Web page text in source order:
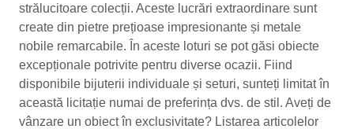
strălucitoare colecții. Aceste lucrări extraordinare sunt
create din pietre prețioase impresionante și metale
nobile remarcabile. În aceste loturi se pot găsi obiecte
excepționale potrivite pentru diverse ocazii. Fiind
disponibile bijuterii individuale și seturi, sunteți limitat în
această licitație numai de preferința dvs. de stil. Aveți de
vânzare un obiect în exclusivitate? Listarea articolelor